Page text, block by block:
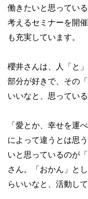
働きたいと思ってい
考えるセミナーを開
も充実しています。
櫻井さんは、人「と
部分が好きで、その
いいなと、思っている
「愛とか、幸せを運
によって違うとは思
いと思っているのが
さん。「おかん」と
らいいなと、活動して